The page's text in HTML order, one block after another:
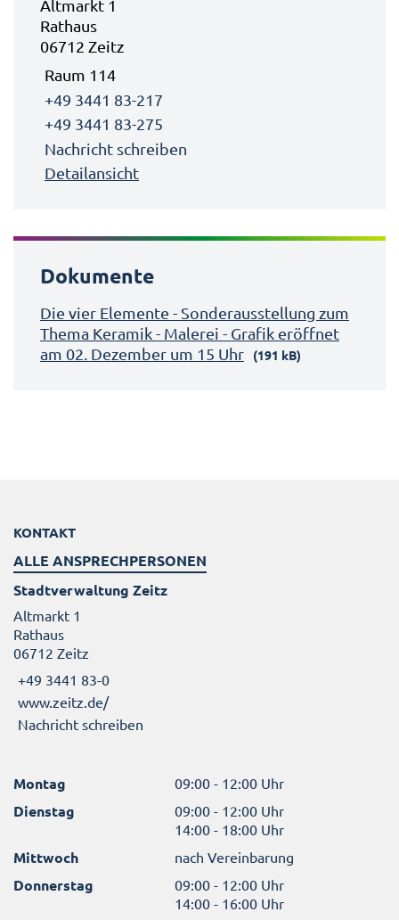
Altmarkt 1
Rathaus
06712 Zeitz
Raum 114
+49 3441 83-217
+49 3441 83-275
Nachricht schreiben
Detailansicht
Dokumente
Die vier Elemente - Sonderausstellung zum
Thema Keramik - Malerei - Grafik eröffnet
am 02. Dezember um 15 Uhr
(191 kB)
KONTAKT
ALLE ANSPRECHPERSONEN
Stadtverwaltung Zeitz
Altmarkt 1
Rathaus
06712 Zeitz
+49 3441 83-0
www.zeitz.de/
Nachricht schreiben
Montag 09:00 - 12:00 Uhr
Dienstag
09:00 - 12:00 Uhr
14:00 - 18:00 Uhr
Mittwoch nach Vereinbarung
Donnerstag
09:00 - 12:00 Uhr
14:00 - 16:00 Uhr